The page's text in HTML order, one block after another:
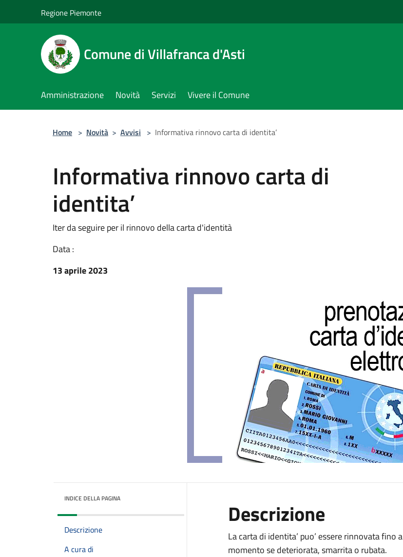
Regione Piemonte
Comune di Villafranca d'Asti
Amministrazione Novità Servizi Vivere il Comune
Home > Novità > Avvisi > Informativa rinnovo carta di identita’
Informativa rinnovo carta di
identita’
Iter da seguire per il rinnovo della carta d'identità
Data :
13 aprile 2023
INDICE DELLA PAGINA
Descrizione
A cura di
Descrizione
La carta di identita’ puo’ essere rinnovata fino a
momento se deteriorata, smarrita o rubata.